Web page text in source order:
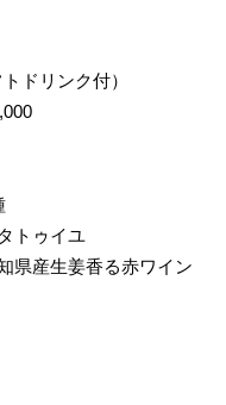
ドリンク付）
トゥイユ
県産生姜香る赤ワイン